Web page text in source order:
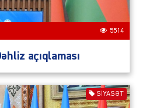
5514
açıqlaması
SIYASƏT